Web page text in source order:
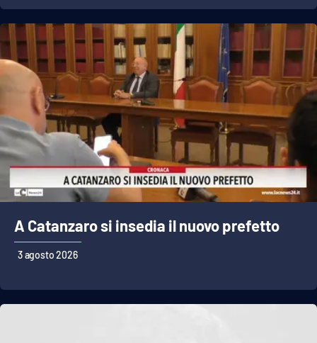
A Catanzaro si insedia il nuovo prefetto
3 agosto 2026